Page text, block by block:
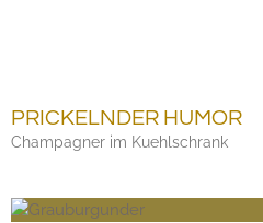
PRICKELNDER HUMOR
Champagner im Kuehlschrank